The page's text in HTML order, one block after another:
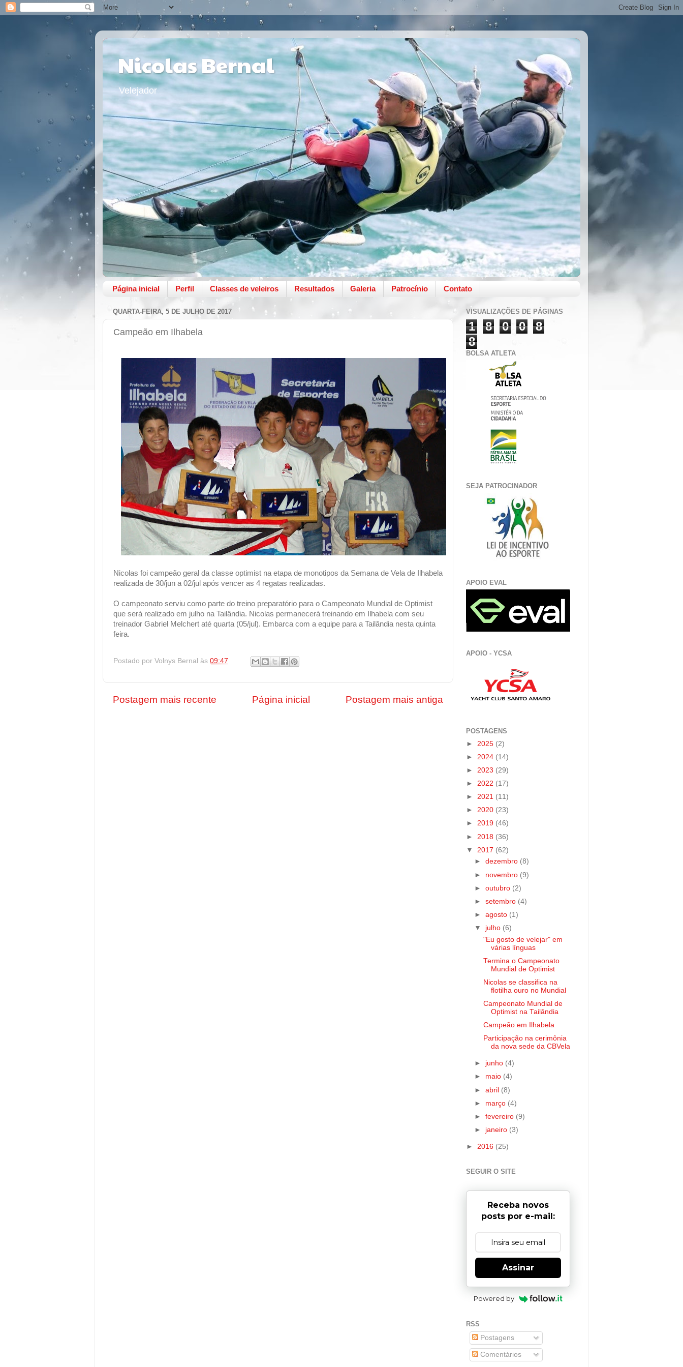
Nicolas Bernal
Velejador
Página inicial Perfil Classes de veleiros Resultados Galeria Patrocínio Contato
QUARTA-FEIRA, 5 DE JULHO DE 2017
Campeão em Ilhabela
Nicolas foi campeão geral da classe optimist na etapa de monotipos da Semana de Vela de Ilhabela
realizada de 30/jun a 02/jul após vencer as 4 regatas realizadas.
O campeonato serviu como parte do treino preparatório para o Campeonato Mundial de Optimist
que será realizado em julho na Tailândia. Nicolas permanecerá treinando em Ilhabela com seu
treinador Gabriel Melchert até quarta (05/jul). Embarca com a equipe para a Tailândia nesta quinta
feira.
Postado por Volnys Bernal às 09:47
Postagem mais recente Postagem mais antiga
Página inicial
VISUALIZAÇÕES DE PÁGINAS
1 8 0 0
8
8
BOLSA ATLETA
SEJA PATROCINADOR
APOIO EVAL
APOIO - YCSA
POSTAGENS
► 2025 (2)
► 2024 (14)
► 2023 (29)
► 2022 (17)
► 2021 (11)
► 2020 (23)
► 2019 (46)
► 2018 (36)
▼ 2017 (62)
►dezembro (8)
► novembro (9)
►outubro (2)
►setembro (4)
►agosto (1)
▼ julho (6)
"Eu gosto de velejar" em
várias línguas
Termina o Campeonato
Mundial de Optimist
Nicolas se classifica na
flotilha ouro no Mundial
Campeonato Mundial de
Optimist na Tailândia
Campeão em Ilhabela
Participação na cerimônia
da nova sede da CBVela
► junho (4)
► maio (4)
►abril (8)
► março (4)
►fevereiro (9)
► janeiro (3)
► 2016 (25)
SEGUIR O SITE
Receba novos
posts por e-mail:
Assinar
Powered by
RSS
Postagens
Comentários